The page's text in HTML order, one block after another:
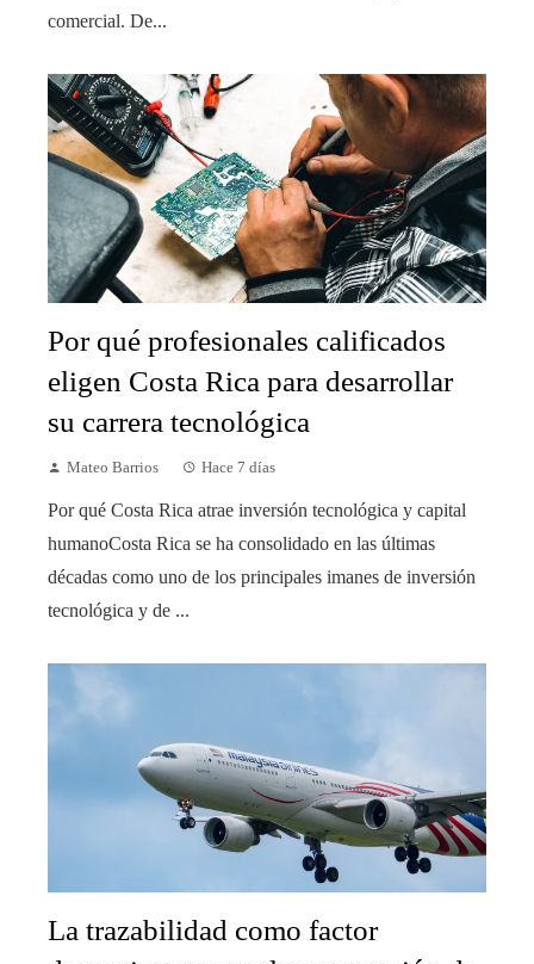
comercial. De...
Por qué profesionales calificados
eligen Costa Rica para desarrollar
su carrera tecnológica
Mateo Barrios Hace 7 días
Por qué Costa Rica atrae inversión tecnológica y capital
humanoCosta Rica se ha consolidado en las últimas
décadas como uno de los principales imanes de inversión
tecnológica y de ...
La trazabilidad como factor